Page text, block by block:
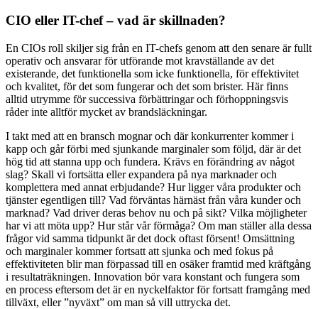
CIO eller IT-chef – vad är skillnaden?
En CIOs roll skiljer sig från en IT-chefs genom att den senare är fullt
operativ och ansvarar för utförande mot kravställande av det
existerande, det funktionella som icke funktionella, för effektivitet
och kvalitet, för det som fungerar och det som brister. Här finns
alltid utrymme för successiva förbättringar och förhoppningsvis
råder inte alltför mycket av brandsläckningar.
I takt med att en bransch mognar och där konkurrenter kommer i
kapp och går förbi med sjunkande marginaler som följd, där är det
hög tid att stanna upp och fundera. Krävs en förändring av något
slag? Skall vi fortsätta eller expandera på nya marknader och
komplettera med annat erbjudande? Hur ligger våra produkter och
tjänster egentligen till? Vad förväntas härnäst från våra kunder och
marknad? Vad driver deras behov nu och på sikt? Vilka möjligheter
har vi att möta upp? Hur står vår förmåga? Om man ställer alla dessa
frågor vid samma tidpunkt är det dock oftast försent! Omsättning
och marginaler kommer fortsatt att sjunka och med fokus på
effektiviteten blir man förpassad till en osäker framtid med kräftgång
i resultaträkningen. Innovation bör vara konstant och fungera som
en process eftersom det är en nyckelfaktor för fortsatt framgång med
tillväxt, eller ”nyväxt” om man så vill uttrycka det.